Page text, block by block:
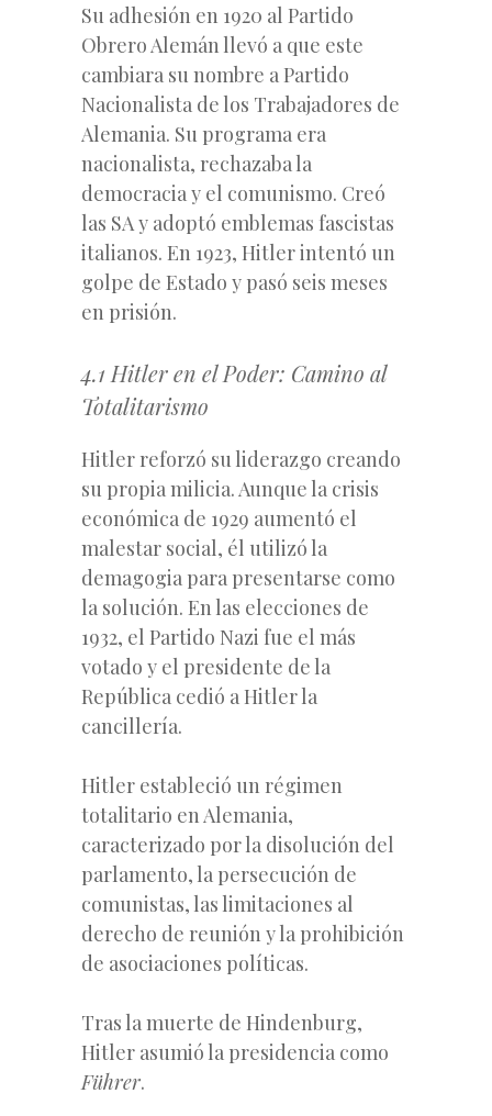
Su adhesión en 1920 al Partido
Obrero Alemán llevó a que este
cambiara su nombre a Partido
Nacionalista de los Trabajadores de
Alemania. Su programa era
nacionalista, rechazaba la
democracia y el comunismo. Creó
las SA y adoptó emblemas fascistas
italianos. En 1923, Hitler intentó un
golpe de Estado y pasó seis meses
en prisión.
4.1 Hitler en el Poder: Camino al
Totalitarismo
Hitler reforzó su liderazgo creando
su propia milicia. Aunque la crisis
económica de 1929 aumentó el
malestar social, él utilizó la
demagogia para presentarse como
la solución. En las elecciones de
1932, el Partido Nazi fue el más
votado y el presidente de la
República cedió a Hitler la
cancillería.
Hitler estableció un régimen
totalitario en Alemania,
caracterizado por la disolución del
parlamento, la persecución de
comunistas, las limitaciones al
derecho de reunión y la prohibición
de asociaciones políticas.
Tras la muerte de Hindenburg,
Hitler asumió la presidencia como
Führer.